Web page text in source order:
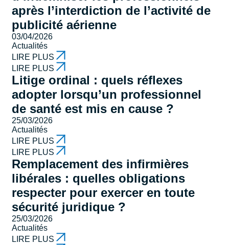
après l’interdiction de l’activité de
publicité aérienne
03/04/2026
Actualités
LIRE PLUS
LIRE PLUS
Litige ordinal : quels réflexes
adopter lorsqu’un professionnel
de santé est mis en cause ?
25/03/2026
Actualités
LIRE PLUS
LIRE PLUS
Remplacement des infirmières
libérales : quelles obligations
respecter pour exercer en toute
sécurité juridique ?
25/03/2026
Actualités
LIRE PLUS